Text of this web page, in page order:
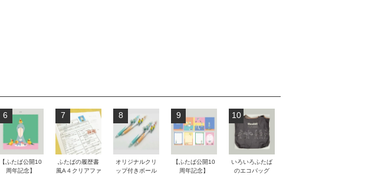
6
【ふたば公開10
周年記念】
7
ふたばの履歴書
風A４クリアファ
8
オリジナルクリ
ップ付きボール
9
【ふたば公開10
周年記念】
10
いろいろふたば
のエコバッグ